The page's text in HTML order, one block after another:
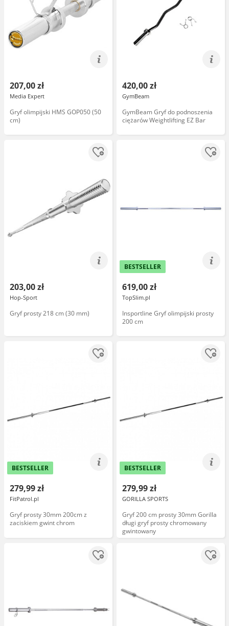
207,00 zł
Media Expert
Gryf olimpijski HMS GOP050 (50
cm)
420,00 zł
GymBeam
GymBeam Gryf do podnoszenia
ciężarów Weightlifting EZ Bar
203,00 zł
Hop-Sport
Gryf prosty 218 cm (30 mm)
BESTSELLER
619,00 zł
TopSlim.pl
Insportline Gryf olimpijski prosty
200 cm
BESTSELLER
279,99 zł
FitPatrol.pl
Gryf prosty 30mm 200cm z
zaciskiem gwint chrom
BESTSELLER
279,99 zł
GORILLA SPORTS
Gryf 200 cm prosty 30mm Gorilla
długi gryf prosty chromowany
gwintowany